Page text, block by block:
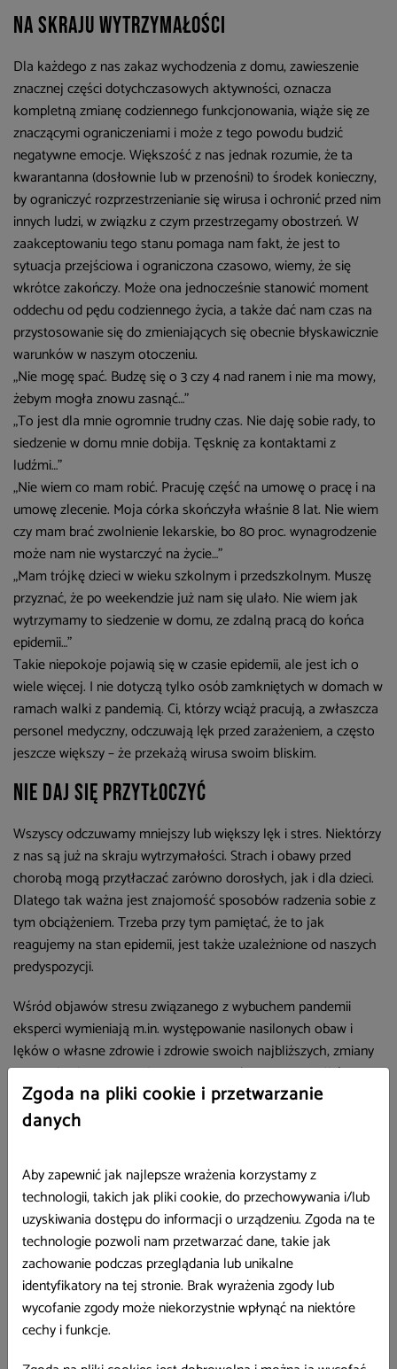
Na skraju wytrzymałości
Dla każdego z nas zakaz wychodzenia z domu, zawieszenie
znacznej części dotychczasowych aktywności, oznacza
kompletną zmianę codziennego funkcjonowania, wiąże się ze
znaczącymi ograniczeniami i może z tego powodu budzić
negatywne emocje. Większość z nas jednak rozumie, że ta
kwarantanna (dosłownie lub w przenośni) to środek konieczny,
by ograniczyć rozprzestrzenianie się wirusa i ochronić przed nim
innych ludzi, w związku z czym przestrzegamy obostrzeń. W
zaakceptowaniu tego stanu pomaga nam fakt, że jest to
sytuacja przejściowa i ograniczona czasowo, wiemy, że się
wkrótce zakończy. Może ona jednocześnie stanowić moment
oddechu od pędu codziennego życia, a także dać nam czas na
przystosowanie się do zmieniających się obecnie błyskawicznie
warunków w naszym otoczeniu.
„Nie mogę spać. Budzę się o 3 czy 4 nad ranem i nie ma mowy,
żebym mogła znowu zasnąć…”
„To jest dla mnie ogromnie trudny czas. Nie daję sobie rady, to
siedzenie w domu mnie dobija. Tęsknię za kontaktami z
ludźmi…”
„Nie wiem co mam robić. Pracuję część na umowę o pracę i na
umowę zlecenie. Moja córka skończyła właśnie 8 lat. Nie wiem
czy mam brać zwolnienie lekarskie, bo 80 proc. wynagrodzenie
może nam nie wystarczyć na życie…”
„Mam trójkę dzieci w wieku szkolnym i przedszkolnym. Muszę
przyznać, że po weekendzie już nam się ulało. Nie wiem jak
wytrzymamy to siedzenie w domu, ze zdalną pracą do końca
epidemii…”
Takie niepokoje pojawią się w czasie epidemii, ale jest ich o
wiele więcej. I nie dotyczą tylko osób zamkniętych w domach w
ramach walki z pandemią. Ci, którzy wciąż pracują, a zwłaszcza
personel medyczny, odczuwają lęk przed zarażeniem, a często
jeszcze większy – że przekażą wirusa swoim bliskim.
Nie daj się przytłoczyć
Wszyscy odczuwamy mniejszy lub większy lęk i stres. Niektórzy
z nas są już na skraju wytrzymałości. Strach i obawy przed
chorobą mogą przytłaczać zarówno dorosłych, jak i dla dzieci.
Dlatego tak ważna jest znajomość sposobów radzenia sobie z
tym obciążeniem. Trzeba przy tym pamiętać, że to jak
reagujemy na stan epidemii, jest także uzależnione od naszych
predyspozycji.
Wśród objawów stresu związanego z wybuchem pandemii
eksperci wymieniają m.in. występowanie nasilonych obaw i
lęków o własne zdrowie i zdrowie swoich najbliższych, zmiany
w nawykach związanych ze snem i spożywaniem posiłków,
problemy ze snem i koncentracją uwagi, pogorszenie objawów
choroby przewlekłej, zwiększone spożycie alkoholu, wyrobów
najbliższym w radzeniu sobie ze stresem wywołanym
pandemią.
Ciągłe skupianie się na problemie może nasilać niepokój!
Aby nie poczuć się przytłoczonym natłokiem informacji
dotyczących koronawirusa powinniśmy robić sobie przerwy od
oglądania, czytania czy słuchania nowych informacji na temat
pandemii w mediach, również społecznościowych.
To naprawdę działa!
Zgoda na pliki cookie i przetwarzanie
danych
Aby zapewnić jak najlepsze wrażenia korzystamy z
technologii, takich jak pliki cookie, do przechowywania i/lub
uzyskiwania dostępu do informacji o urządzeniu. Zgoda na te
technologie pozwoli nam przetwarzać dane, takie jak
zachowanie podczas przeglądania lub unikalne
identyfikatory na tej stronie. Brak wyrażenia zgody lub
wycofanie zgody może niekorzystnie wpłynąć na niektóre
cechy i funkcje.